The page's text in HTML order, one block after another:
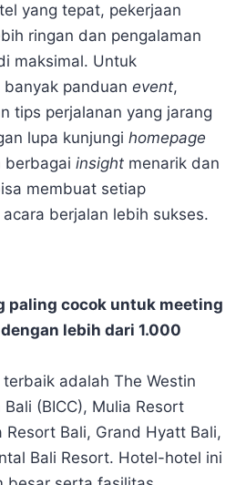
yang tepat, pekerjaan
ringan dan pengalaman
maksimal. Untuk
panduan event,
tips perjalanan yang jarang
lupa kunjungi homepage
berbagai insight menarik dan
membuat setiap
berjalan lebih sukses.
paling cocok untuk meeting
lebih dari 1.000
adalah The Westin
(BICC), Mulia Resort
Resort Bali, Grand Hyatt Bali,
Bali Resort. Hotel-hotel ini